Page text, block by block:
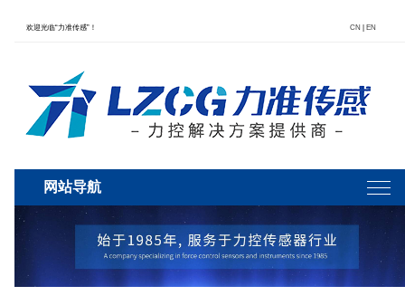
欢迎光临“力准传感”！ CN EN
网站导航